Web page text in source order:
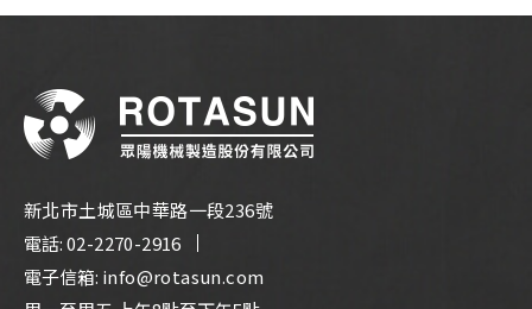
新北市土城區中華路一段236號
電話:02-2270-2916
電子信箱: info@rotasun.com